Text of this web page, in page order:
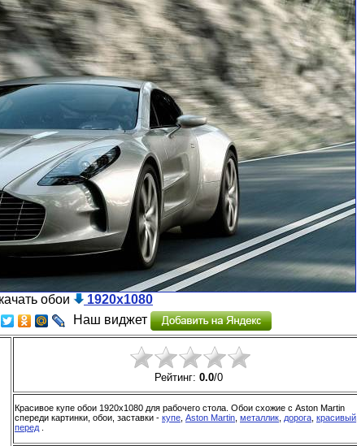
обои 1920x1080
Наш виджет
Рейтинг: 0.0/0
Красивое купе обои 1920x1080 для рабочего стола. Обои схожие с Aston Martin
спереди картинки, обои, заставки - купе Aston Martin металлик дорога красивый
перед